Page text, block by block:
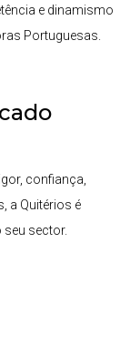
e dinamismo
Portuguesas.
confiança,
a Quitérios é
sector.